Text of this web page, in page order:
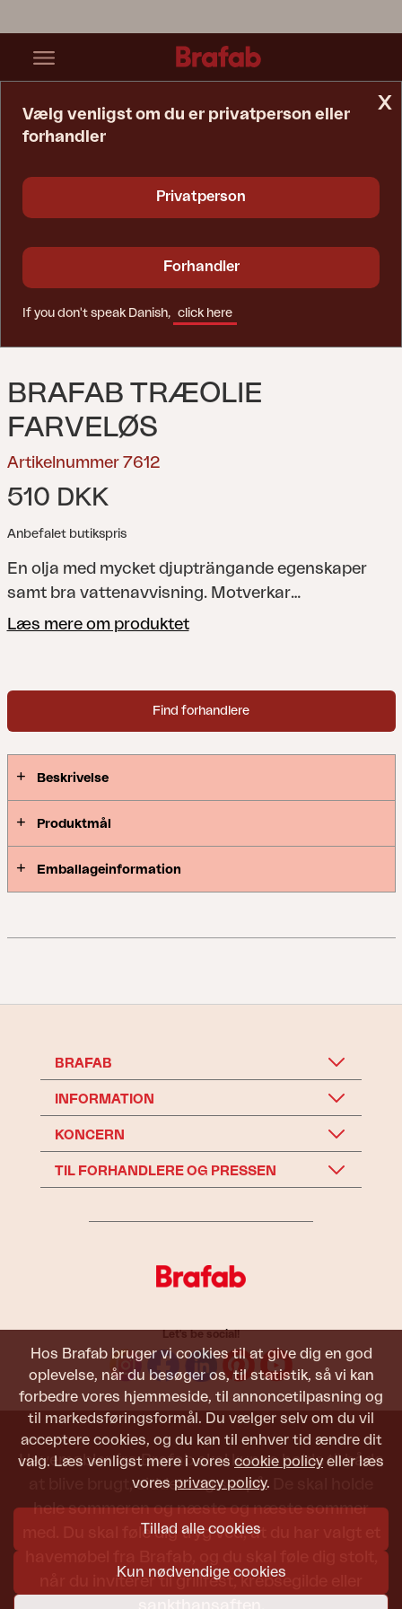
Hos Brafab bruger vi cookies til at give dig en god
oplevelse, når du besøger os, til statistik, så vi kan
forbedre vores hjemmeside, til annoncetilpasning og
til markedsføringsformål. Du vælger selv om du vil
acceptere cookies, og du kan til enhver tid ændre dit
valg. Læs venligst mere i vores cookie policy eller læs
vores privacy policy.
Tillad alle cookies
Kun nødvendige cookies
BRAFAB TRÆOLIE
FARVELØS
Artikelnummer 7612
510 DKK
Anbefalet butikspris
En olja med mycket djupträngande egenskaper
samt bra vattenavvisning. Motverkar
sprickbildning, blånad och mögel. Torrhalten i oljan
Læs mere om produktet
Find forhandlere
Beskrivelse
Produktmål
Emballageinformation
x
Vælg venligst om du er privatperson eller
forhandler
Privatperson
Forhandler
If you don't speak Danish, click here
BRAFAB
INFORMATION
KONCERN
TIL FORHANDLERE OG PRESSEN
Let's be social!
Havemøbler fra Brafab skal kunne holde til både
at blive brugt, siddet i og set på. De skal holde
hele sommeren og næste og næste sommer
med. Du skal føle dig tryg ved, at du har valgt et
når du inviterer til grillfest, krebsegilde eller